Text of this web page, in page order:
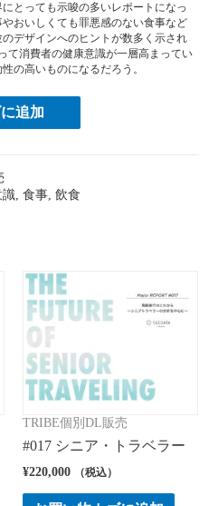
とっても示唆の多いレポートになっ
おいしくても罪悪感のない食事など
デザインへのヒントが数多く示され
て消費者の健康意識が一層高まってい
の高いものになるだろう。
追加
識, 食事, 飲食
TRIBE個別DL販売
#017 シニア・トラベラー
¥220,000 （税込）